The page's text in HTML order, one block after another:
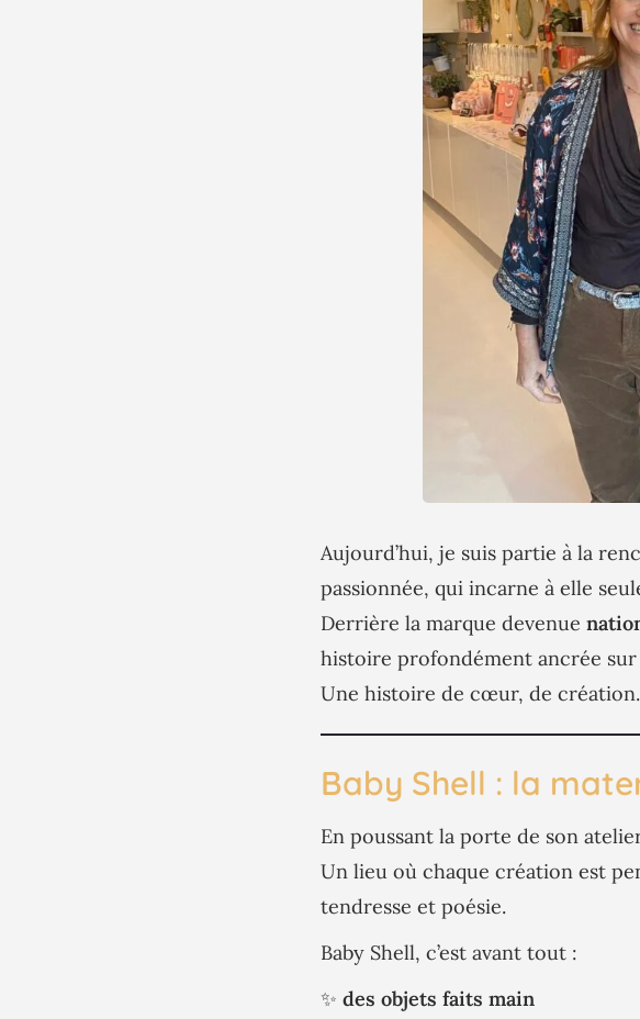
Aujourd’hui, je suis partie à la
passionnée, qui incarne à elle
Derrière la marque devenue
histoire profondément ancrée sur
Une histoire de cœur, de
Baby Shell : la
En poussant la porte de son
Un lieu où chaque création est
tendresse et poésie.
Baby Shell, c’est avant tout :
✨ des objets faits main